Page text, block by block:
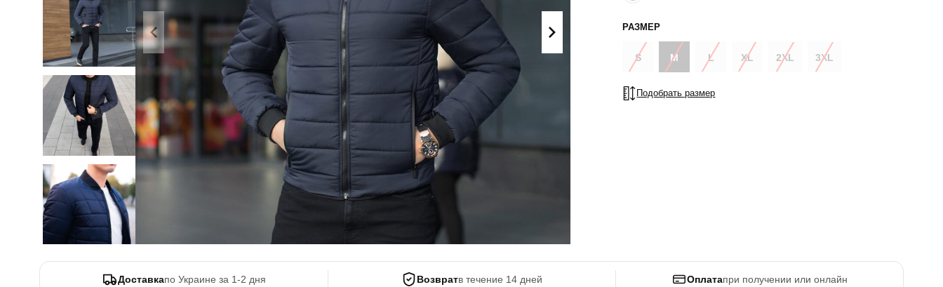
Літні комплекти
Комбінезони
Спортивні
костюми
Кежуал
Поло
Сорочки
Футболки
Майка
ХУДІ, СВІТШОТИ, СВЕТРИ
Кофти
Боди
РАЗМЕР
S M L XL 2XL 3XL
Подобрать размер
Доставкапо Украине за 1-2 дня Возвратв течение 14 дней Оплатапри получении или онлайн